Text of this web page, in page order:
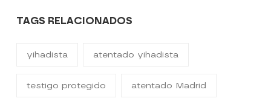
TAGS RELACIONADOS
yihadista atentado yihadista
testigo protegido atentado Madrid